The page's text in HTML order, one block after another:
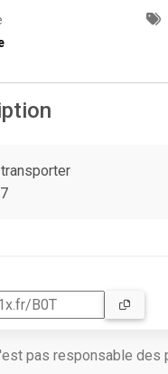
transporter
pas responsable